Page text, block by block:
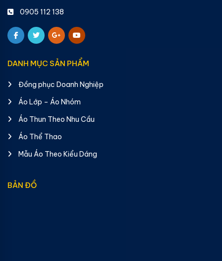
0905 112 138
DANH MỤC SẢN PHẨM
Đồng phục Doanh Nghiệp
Áo Lớp – Áo Nhóm
Áo Thun Theo Nhu Cầu
Áo Thể Thao
Mẫu Áo Theo Kiểu Dáng
BẢN ĐỒ